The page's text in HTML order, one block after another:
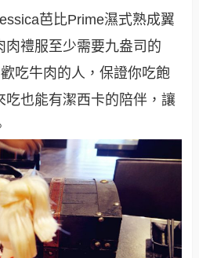
芭比Prime濕式熟成翼
肉禮服至少需要九盎司的
吃牛肉的人，保證你吃飽
吃也能有潔西卡的陪伴，讓